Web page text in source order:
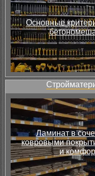
Основные
Ламинат в
ковровыми
и